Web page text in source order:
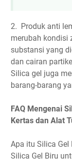
2. Produk anti
merubah kondisi
substansi yang
dan cairan
Silica gel juga
barang-barang
FAQ Mengenai
Kertas dan Alat
Apa itu Silica Gel
Silica Gel Biru